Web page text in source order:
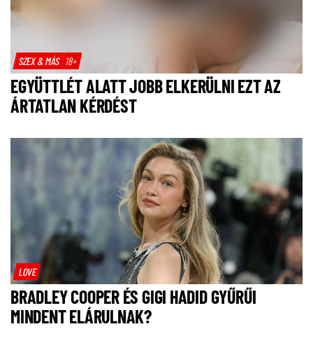
SZEX & MÁS 18+
EGYÜTTLÉT ALATT JOBB ELKERÜLNI EZT AZ
ÁRTATLAN KÉRDÉST
LOVE
BRADLEY COOPER ÉS GIGI HADID GYŰRŰI
MINDENT ELÁRULNAK?